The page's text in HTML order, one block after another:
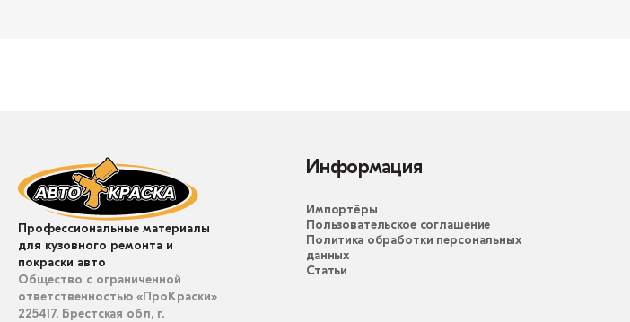
Профессиональные материалы
для кузовного ремонта и
покраски авто
Общество с ограниченной
ответственностью «ПроКраски»
225417, Брестская обл, г.
Информация
Импортёры
Пользовательское соглашение
Политика обработки персональных
данных
Статьи